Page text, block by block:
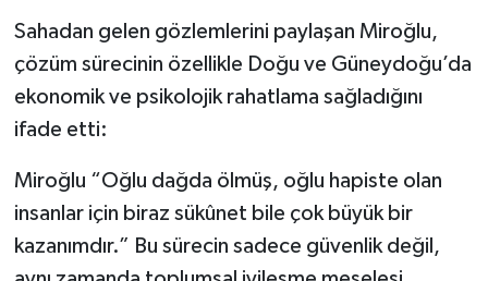
Sahadan gelen gözlemlerini paylaşan Miroğlu,
çözüm sürecinin özellikle Doğu ve Güneydoğu’da
ekonomik ve psikolojik rahatlama sağladığını
ifade etti:
Miroğlu “Oğlu dağda ölmüş, oğlu hapiste olan
insanlar için biraz sükûnet bile çok büyük bir
kazanımdır.” Bu sürecin sadece güvenlik değil,